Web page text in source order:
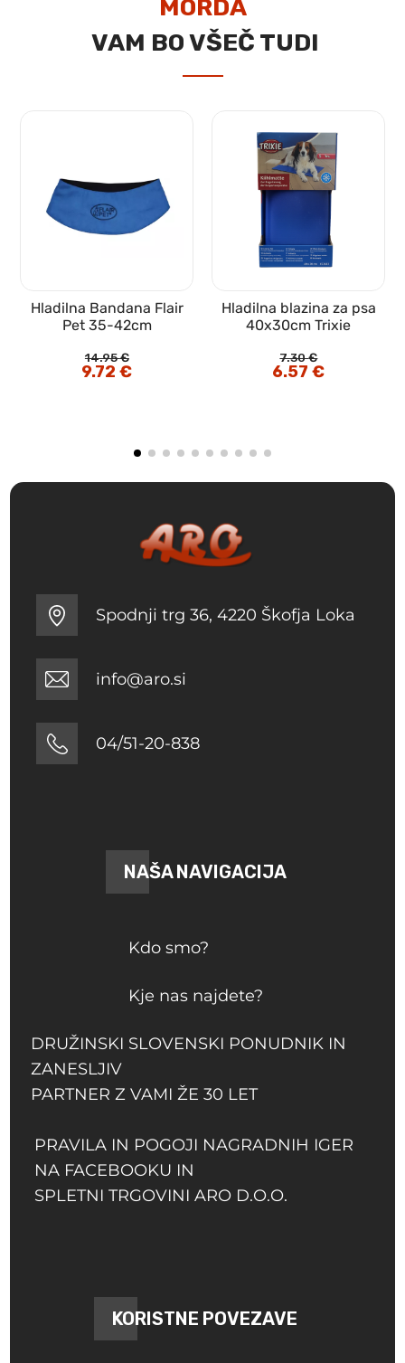
MORDA
VAM BO VŠEČ TUDI
Hladilna Bandana Flair
Pet 35-42cm
14.95€
Izvirna
cena
9.72€Trenutna
cena
Hladilna blazina za psa
40x30cm Trixie
7.30€
Izvirna
cena
6.57€Trenutna
cena
Spodnji trg 36, 4220 Škofja Loka
info@aro.si
04/51-20-838
NAŠA NAVIGACIJA
Kdo smo?
Kje nas najdete?
DRUŽINSKI SLOVENSKI PONUDNIK IN
ZANESLJIV
PARTNER Z VAMI ŽE 30 LET
PRAVILA IN POGOJI NAGRADNIH IGER
NA FACEBOOKU IN
SPLETNI TRGOVINI ARO D.O.O.
KORISTNE POVEZAVE